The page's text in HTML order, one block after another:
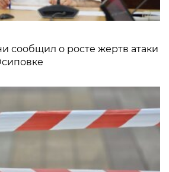
сообщил о росте жертв атаки